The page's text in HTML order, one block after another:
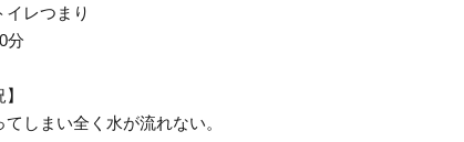
イレつまり
分
てしまい全く水が流れない。